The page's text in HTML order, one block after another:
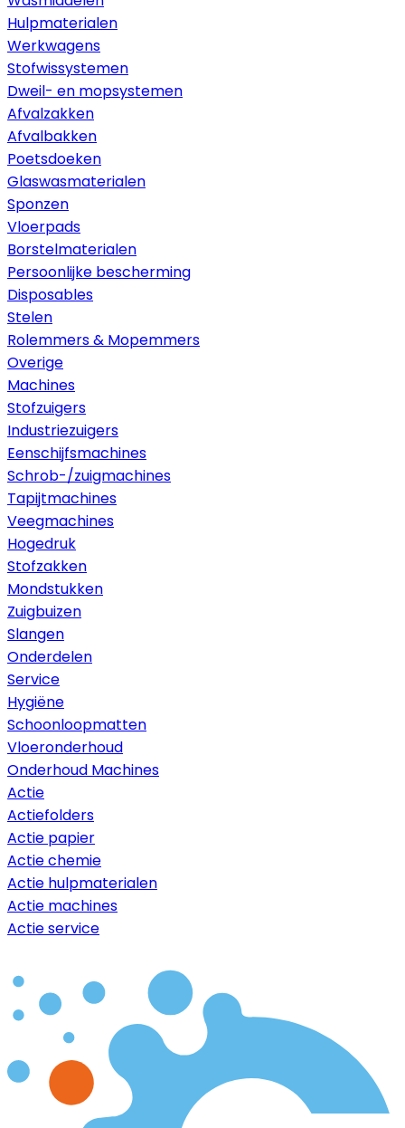
Hulpmaterialen
Werkwagens
Stofwissystemen
Dweil- en mopsystemen
Afvalzakken
Afvalbakken
Poetsdoeken
Glaswasmaterialen
Sponzen
Vloerpads
Borstelmaterialen
Persoonlijke bescherming
Disposables
Stelen
Rolemmers & Mopemmers
Overige
Machines
Stofzuigers
Industriezuigers
Eenschijfsmachines
Schrob-/zuigmachines
Tapijtmachines
Veegmachines
Hogedruk
Stofzakken
Mondstukken
Zuigbuizen
Slangen
Onderdelen
Service
Hygiëne
Schoonloopmatten
Vloeronderhoud
Onderhoud Machines
Actie
Actiefolders
Actie papier
Actie chemie
Actie hulpmaterialen
Actie machines
Actie service